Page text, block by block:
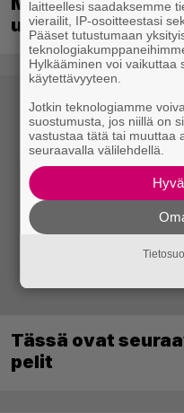
uudistetulla
Tässä ovat
pelit
laitteellesi saadaksemme
vierailit, IP-osoitteestasi
Pääset tutustumaan
Hylkääminen voi vaikuttaa
käytettävyyteen.
Jotkin teknologiamme
suostumusta, jos niillä on
vastustaa tätä tai muuttaa
seuraavalla välilehdellä.